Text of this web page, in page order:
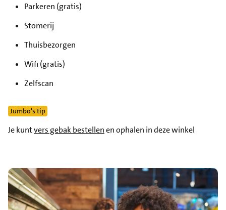
Parkeren (gratis)
Stomerij
Thuisbezorgen
Wifi (gratis)
Zelfscan
Jumbo's tip
Je kuntvers gebak bestellenen ophalen in deze winkel